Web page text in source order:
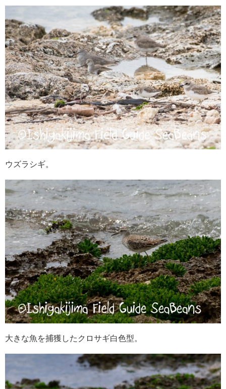
ウズラシギ。
大きな魚を捕獲したクロサギ白色型。